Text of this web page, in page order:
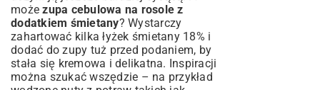
możezupa cebulowa na rosole z
dodatkiem śmietany? Wystarczy
zahartować kilka łyżek śmietany 18% i
dodać do zupy tuż przed podaniem, by
stała się kremowa i delikatna. Inspiracji
można szukać wszędzie – na przykład